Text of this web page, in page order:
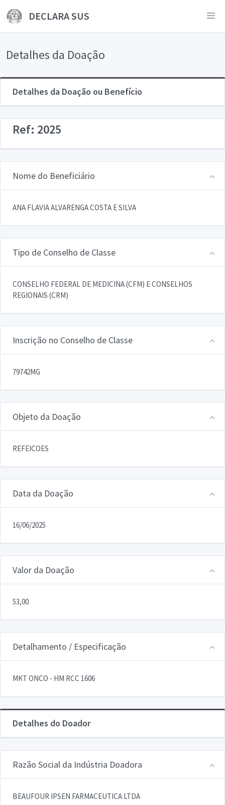
DECLARA SUS
Detalhes da Doação
Detalhes da Doação ou Benefício
Ref: 2025
Nome do Beneficiário
ANA FLAVIA ALVARENGA COSTA E SILVA
Tipo de Conselho de Classe
CONSELHO FEDERAL DE MEDICINA (CFM) E CONSELHOS
REGIONAIS (CRM)
Inscrição no Conselho de Classe
79742MG
Objeto da Doação
REFEICOES
Data da Doação
16/06/2025
Valor da Doação
53,00
Detalhamento / Especificação
MKT ONCO - HM RCC 1606
Detalhes do Doador
Razão Social da Indústria Doadora
BEAUFOUR IPSEN FARMACEUTICA LTDA